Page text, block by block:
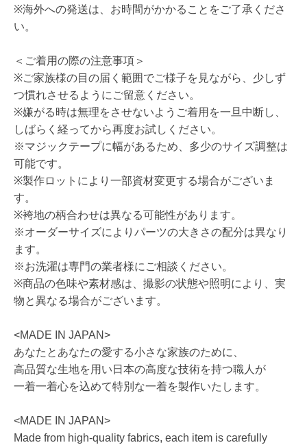
※海外への発送は、お時間がかかることをご了承くださ
い。
＜ご着用の際の注意事項＞
※ご家族様の目の届く範囲でご様子を見ながら、少しず
つ慣れさせるようにご留意ください。
※嫌がる時は無理をさせないようご着用を一旦中断し、
しばらく経ってから再度お試しください。
※マジックテープに幅があるため、多少のサイズ調整は
可能です。
※製作ロットにより一部資材変更する場合がございま
す。
※袴地の柄合わせは異なる可能性があります。
※オーダーサイズによりパーツの大きさの配分は異なり
ます。
※お洗濯は専門の業者様にご相談ください。
※商品の色味や素材感は、撮影の状態や照明により、実
物と異なる場合がございます。
<MADE IN JAPAN>
あなたとあなたの愛する小さな家族のために、
高品質な生地を用い日本の高度な技術を持つ職人が
一着一着心を込めて特別な一着を製作いたします。
<MADE IN JAPAN>
Made from high-quality fabrics, each item is carefully